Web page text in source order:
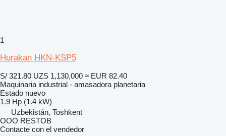
1
Hurakan HKN-KSP5
S/ 321.80 UZS 1,130,000 ≈ EUR 82.40
Maquinaria industrial - amasadora planetaria
Estado nuevo
1.9 Hp (1.4 kW)
Uzbekistán, Toshkent
OOO RESTOB
Contacte con el vendedor